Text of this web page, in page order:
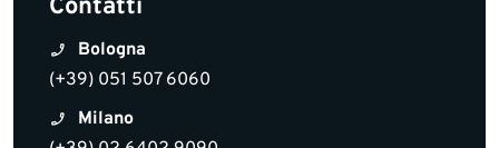
Contatti
Bologna
(+39) 051 507 6060
Milano